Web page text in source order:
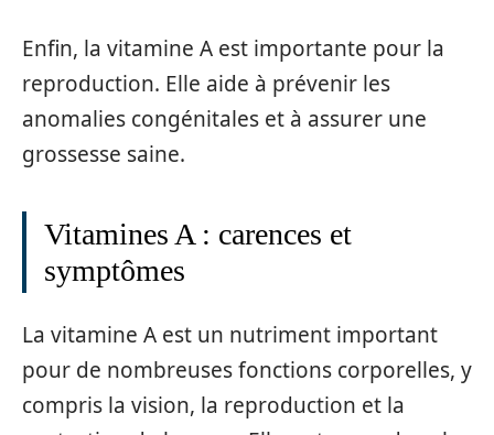
Enfin, la vitamine A est importante pour la
reproduction. Elle aide à prévenir les
anomalies congénitales et à assurer une
grossesse saine.
Vitamines A : carences et
symptômes
La vitamine A est un nutriment important
pour de nombreuses fonctions corporelles, y
compris la vision, la reproduction et la